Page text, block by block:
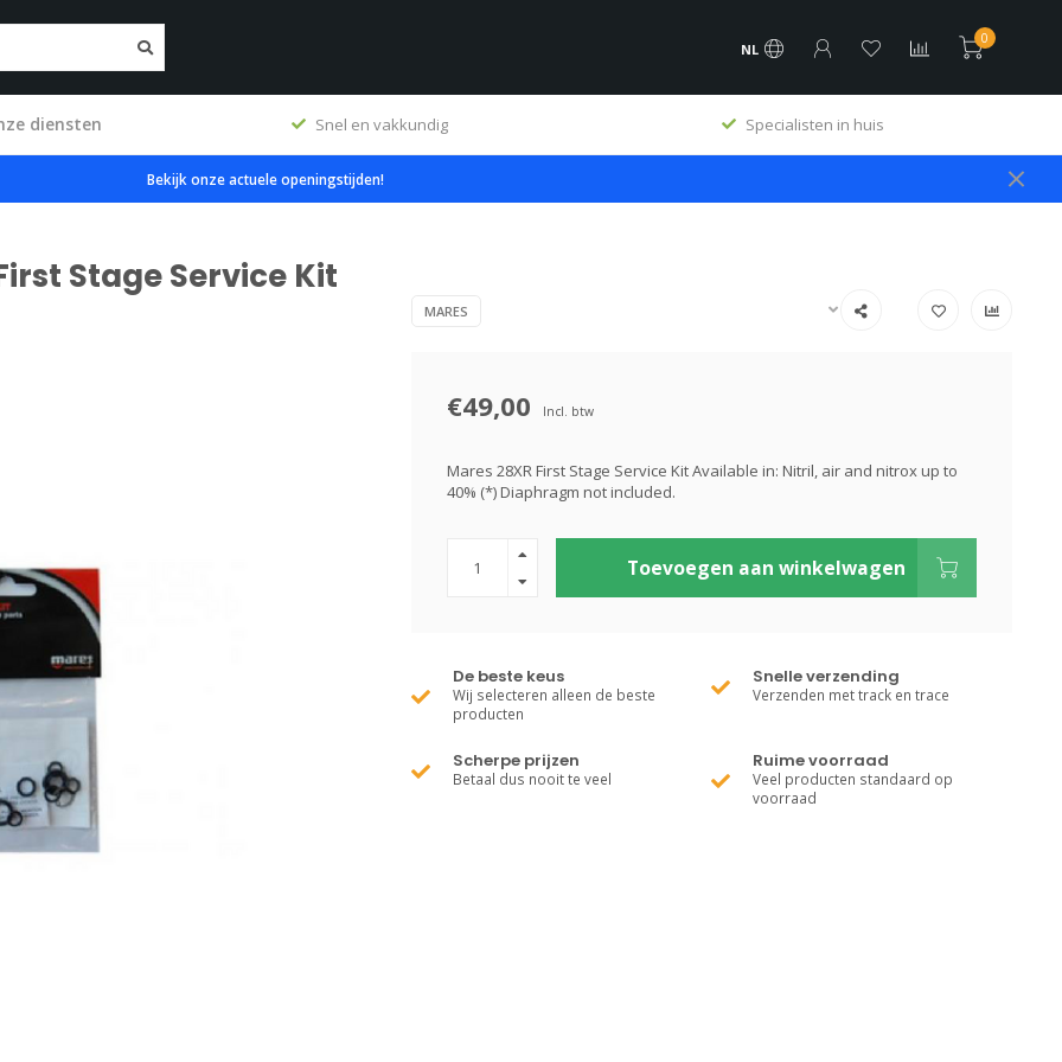
NL
0
diensten Snel en vakkundig Specialisten in huis
Bekijk onze actuele openingstijden!
Stage Service Kit
MARES
€49,00 Incl. btw
Mares 28XR First Stage Service Kit Available in: Nitril, air and nitrox up to
40% (*) Diaphragm not included.
Toevoegen aan winkelwagen
De beste keus
Wij selecteren alleen de beste
producten
Snelle verzending
Verzenden met track en trace
Scherpe prijzen
Betaal dus nooit te veel
Ruime voorraad
Veel producten standaard op
voorraad